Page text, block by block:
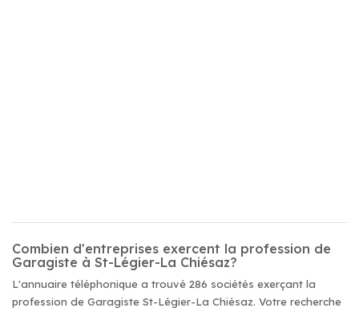
Combien d'entreprises exercent la profession de
Garagiste à St-Légier-La Chiésaz?
L'annuaire téléphonique a trouvé 286 sociétés exerçant la
profession de Garagiste St-Légier-La Chiésaz. Votre recherche